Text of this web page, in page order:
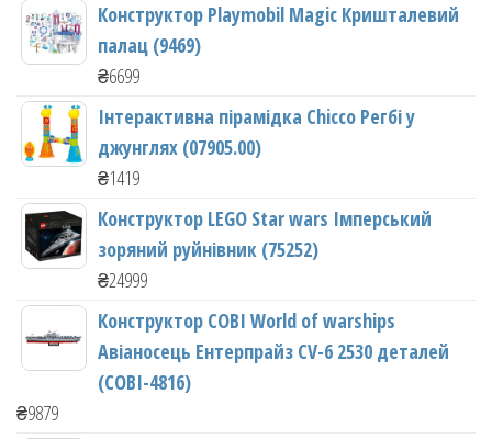
Конструктор Playmobil Magic Кришталевий
палац (9469)
₴6699
Інтерактивна пірамідка Chicco Регбі у
джунглях (07905.00)
₴1419
Конструктор LEGO Star wars Імперський
зоряний руйнівник (75252)
₴24999
Конструктор COBI World of warships
Авіаносець Ентерпрайз CV-6 2530 деталей
(COBI-4816)
₴9879